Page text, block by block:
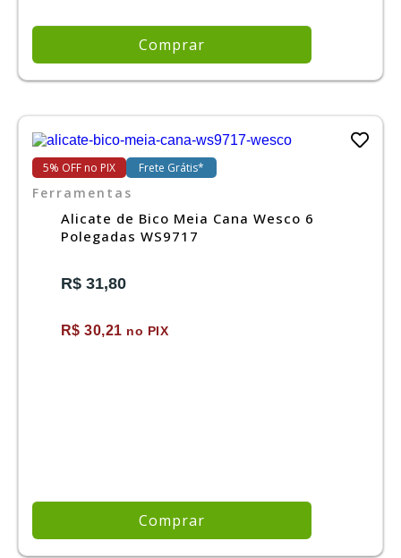
Comprar
5% OFF no PIX Frete Grátis*
Ferramentas
Alicate de Bico Meia Cana Wesco 6
Polegadas WS9717
R$ 31,80
R$ 30,21 no PIX
Comprar